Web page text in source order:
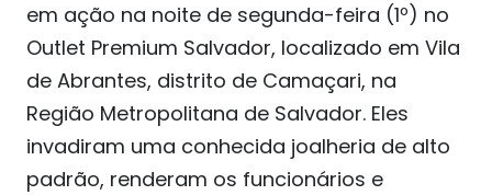
em ação na noite de segunda-feira (1º) no
Outlet Premium Salvador, localizado em Vila
de Abrantes, distrito de Camaçari, na
Região Metropolitana de Salvador. Eles
invadiram uma conhecida joalheria de alto
padrão, renderam os funcionários e